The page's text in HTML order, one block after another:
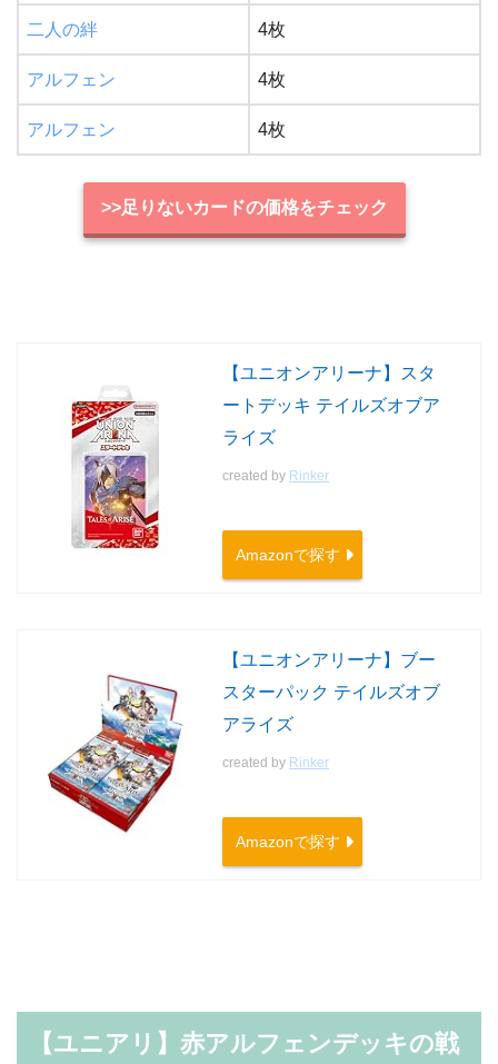
二人の絆 4枚
アルフェン 4枚
アルフェン 4枚
>>足りないカードの価格をチェック
【ユニオンアリーナ】スタ
ートデッキ テイルズオブア
ライズ
created by Rinker
Amazonで探す
【ユニオンアリーナ】ブー
スターパック テイルズオブ
アライズ
created by Rinker
Amazonで探す
【ユニアリ】赤アルフェンデッキの戦